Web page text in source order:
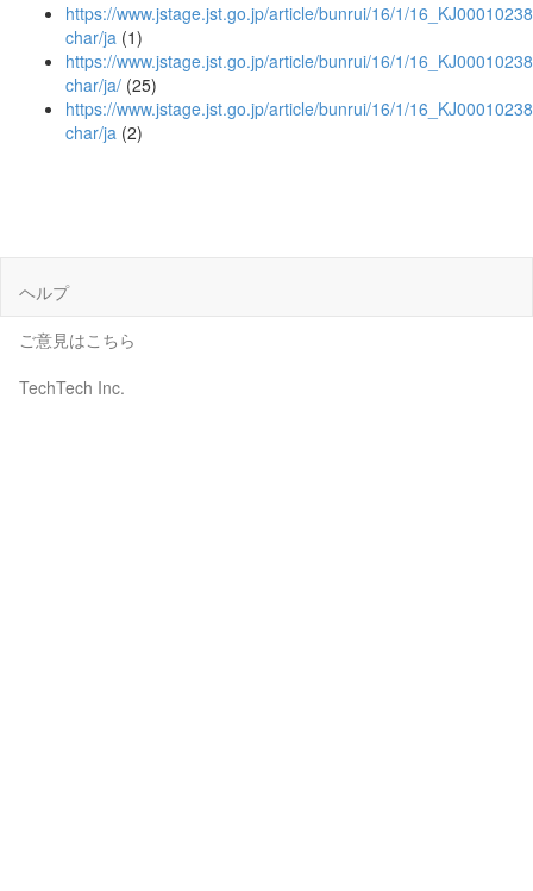
https://www.jstage.jst.go.jp/article/bunrui/16/1/
char/ja (1)
https://www.jstage.jst.go.jp/article/bunrui/16/1/
char/ja/ (25)
https://www.jstage.jst.go.jp/article/bunrui/16/1/
char/ja (2)
ヘルプ
ご意見はこちら
TechTech Inc.